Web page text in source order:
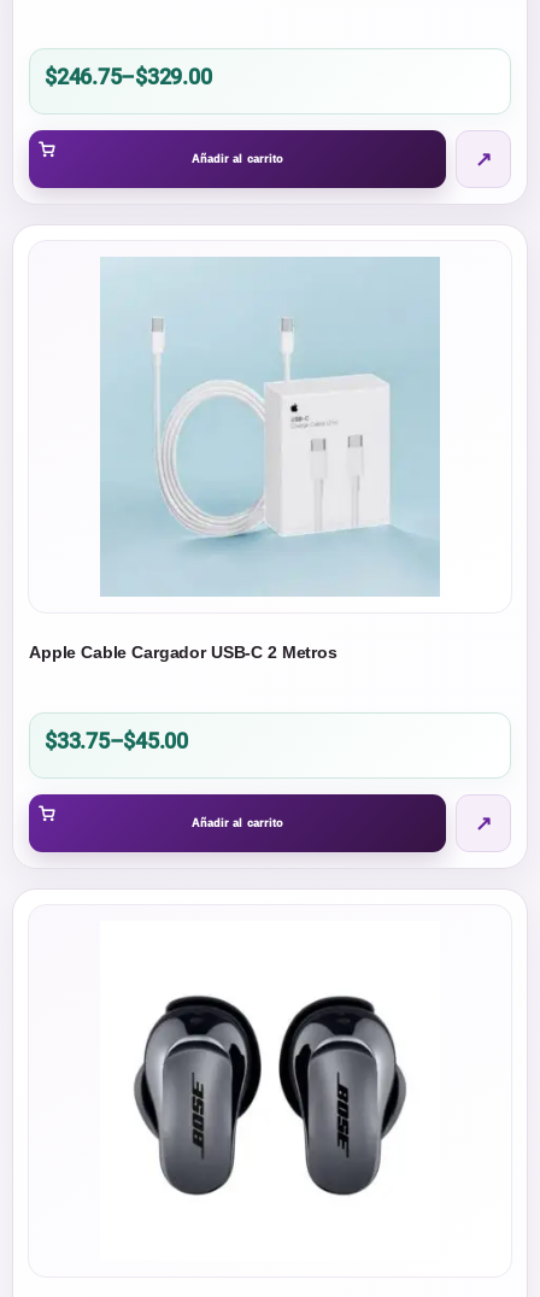
$246.75–$329.00
Price
$246.75
through
$329.00
Añadir al carrito ↗
Apple Cable Cargador USB-C 2 Metros
$33.75–$45.00
Price
$33.75
through
$45.00
Añadir al carrito ↗